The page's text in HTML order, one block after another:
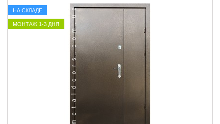
НА СКЛАДЕ
МОНТАЖ 1-3 ДНЯ